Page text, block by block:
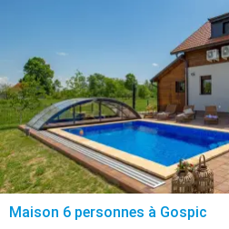
Maison 6 personnes à Gospic